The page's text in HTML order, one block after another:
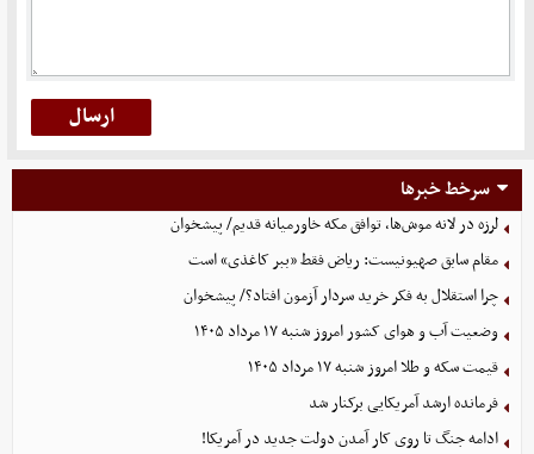
سرخط خبرها
لرزه در لانه موش‌ها، توافق مکه خاورمیانه قدیم/ پیشخوان
مقام سابق صهیونیست: ریاض فقط «ببر کاغذی» است
چرا استقلال به فکر خرید سردار آزمون افتاد؟/ پیشخوان
وضعیت آب و هوای کشور امروز شنبه ۱۷ مرداد ۱۴۰۵
قیمت سکه و طلا امروز شنبه ۱۷ مرداد ۱۴۰۵
فرمانده ارشد آمریکایی برکنار شد
ادامه جنگ تا روی کار آمدن دولت جدید در آمریکا!